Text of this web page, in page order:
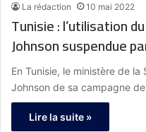
La rédaction 10 mai 2022
Tunisie : l’utilisation
Johnson suspendue
En Tunisie, le ministère de
Johnson de sa campagne
Lire la suite »